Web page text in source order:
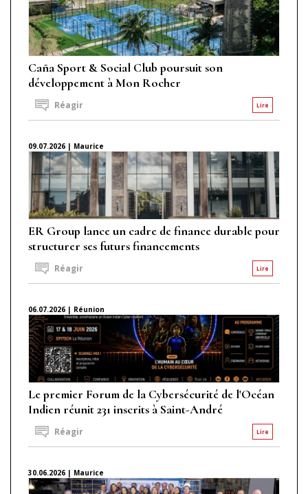
Caña Sport & Social Club poursuit son
développement à Mon Rocher
Lire
Réagir
09.07.2026 | Maurice
ER Group lance un cadre de finance durable pour
structurer ses futurs financements
Lire
Réagir
06.07.2026 | Réunion
Le premier Forum de la Cybersécurité de l'Océan
Indien réunit 231 inscrits à Saint-André
Lire
Réagir
30.06.2026 | Maurice